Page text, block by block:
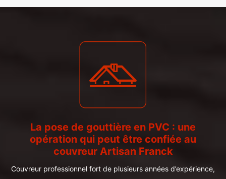
La pose de gouttière en PVC : une
opération qui peut être confiée au
couvreur Artisan Franck
Couvreur professionnel fort de plusieurs années d’expérience,